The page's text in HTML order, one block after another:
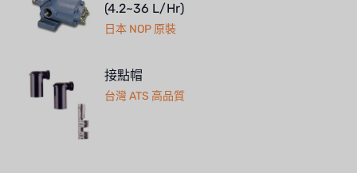
(4.2~36 L/Hr)
日本 NOP 原裝
接點帽
台灣 ATS 高品質